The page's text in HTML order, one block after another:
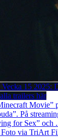
15 2025:
trailers här
Movie”
På
for Sex” och
Foto via TriArt